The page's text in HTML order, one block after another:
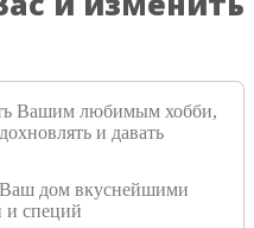
Вашим любимым хобби,
и давать
дом вкуснейшими
и специй